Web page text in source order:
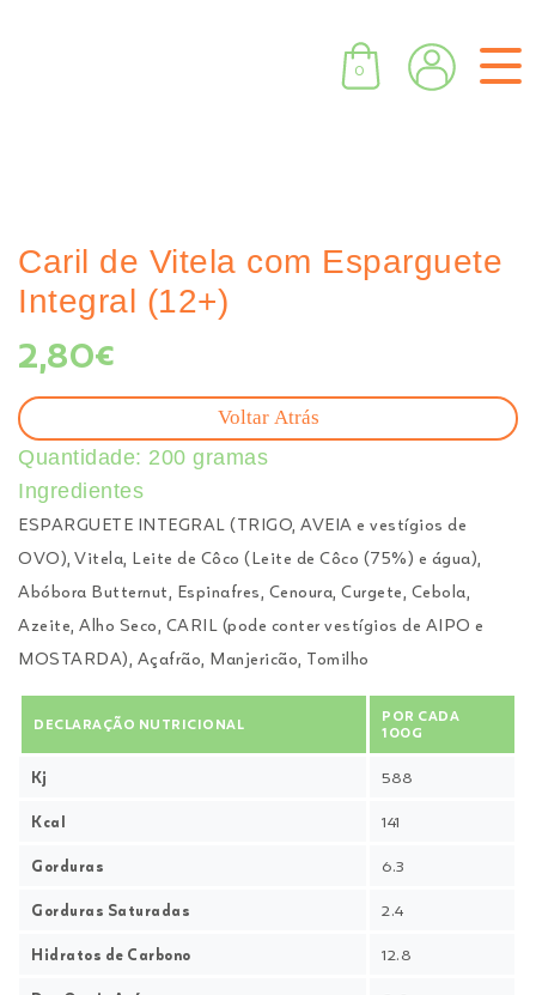
0
Caril de Vitela com Esparguete
Integral (12+)
2,80€
Voltar Atrás
Quantidade: 200 gramas
Ingredientes
ESPARGUETE INTEGRAL (TRIGO, AVEIA e vestígios de
OVO), Vitela, Leite de Côco (Leite de Côco (75%) e água),
Abóbora Butternut, Espinafres, Cenoura, Curgete, Cebola,
Azeite, Alho Seco, CARIL (pode conter vestígios de AIPO e
MOSTARDA), Açafrão, Manjericão, Tomilho
DECLARAÇÃO NUTRICIONAL
POR CADA
100G
Kj 588
Kcal 141
Gorduras 6.3
Gorduras Saturadas 2.4
Hidratos de Carbono 12.8